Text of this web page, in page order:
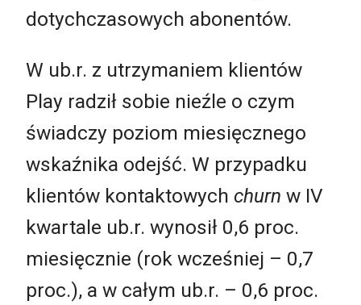
dotychczasowych abonentów.
W ub.r. z utrzymaniem klientów
Play radził sobie nieźle o czym
świadczy poziom miesięcznego
wskaźnika odejść. W przypadku
klientów kontaktowych churn w IV
kwartale ub.r. wynosił 0,6 proc.
miesięcznie (rok wcześniej – 0,7
proc.), a w całym ub.r. – 0,6 proc.